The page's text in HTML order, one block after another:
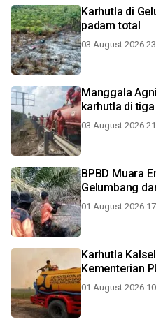
Karhutla di
padam total
03 August 2026
Manggala
karhutla di
03 August 2026
BPBD Muara
Gelumbang
01 August 2026
Karhutla
Kementerian
01 August 2026